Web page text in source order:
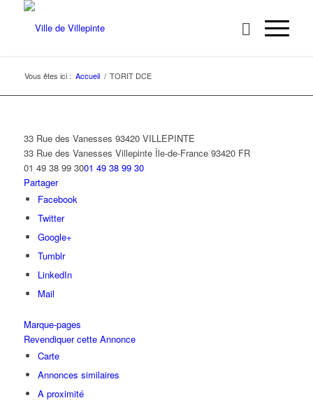
Vous êtes ici : Accueil / TORIT DCE
33 Rue des Vanesses 93420 VILLEPINTE
33 Rue des Vanesses Villepinte Île-de-France 93420 FR
01 49 38 99 3001 49 38 99 30
Partager
Facebook
Twitter
Google+
Tumblr
LinkedIn
Mail
Marque-pages
Revendiquer cette Annonce
Carte
Annonces similaires
A proximité